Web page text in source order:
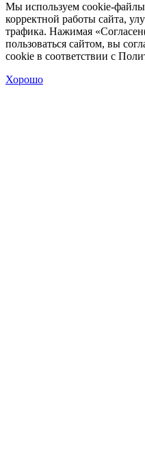
Мы используем
корректной работы сайта,
трафика. Нажимая
пользоваться сайтом, вы
cookie в соответствии с
Хорошо